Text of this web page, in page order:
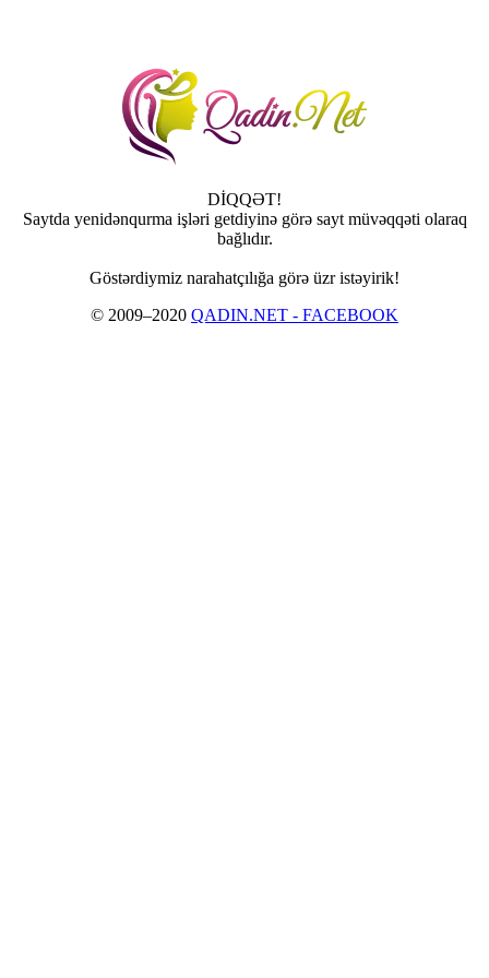
DİQQƏT!
Saytda yenidənqurma işləri getdiyinə görə sayt müvəqqəti olaraq
bağlıdır.
Göstərdiymiz narahatçılığa görə üzr istəyirik!
© 2009–2020 QADIN.NET - FACEBOOK